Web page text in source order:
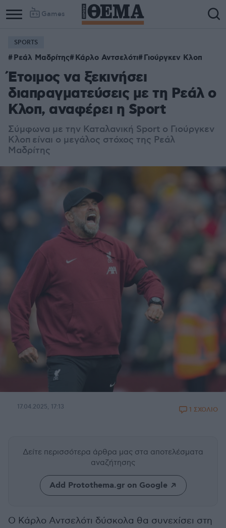
Games
SPORTS
Ρεάλ Μαδρίτης Κάρλο Αντσελότι Γιούργκεν Κλοπ
Έτοιμος να ξεκινήσει
διαπραγματεύσεις με τη Ρεάλ ο
Κλοπ, αναφέρει η Sport
Σύμφωνα με την Καταλανική Sport ο Γιούργκεν
Κλοπ είναι ο μεγάλος στόχος της Ρεάλ
Μαδρίτης
17.04.2025, 17:13 1 ΣΧΟΛΙΟ
Δείτε περισσότερα άρθρα μας στα αποτελέσματα
αναζήτησης
Add Protothema.gr on Google
Ο Κάρλο Αντσελότι δύσκολα θα συνεχίσει στη